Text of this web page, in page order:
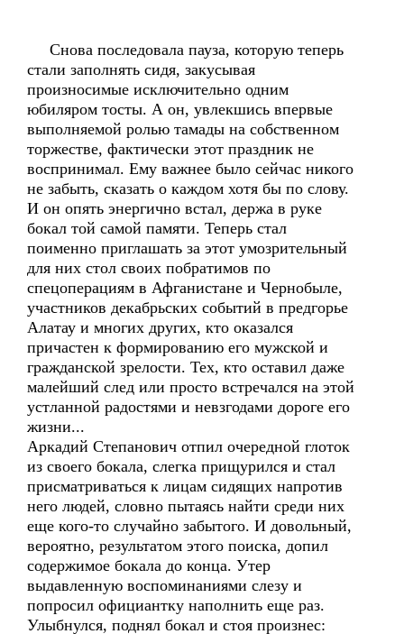
Снова последовала пауза, которую теперь
стали заполнять сидя, закусывая
произносимые исключительно одним
юбиляром тосты. А он, увлекшись впервые
выполняемой ролью тамады на собственном
торжестве, фактически этот праздник не
воспринимал. Ему важнее было сейчас никого
не забыть, сказать о каждом хотя бы по слову.
И он опять энергично встал, держа в руке
бокал той самой памяти. Теперь стал
поименно приглашать за этот умозрительный
для них стол своих побратимов по
спецоперациям в Афганистане и Чернобыле,
участников декабрьских событий в предгорье
Алатау и многих других, кто оказался
причастен к формированию его мужской и
гражданской зрелости. Тех, кто оставил даже
малейший след или просто встречался на этой
устланной радостями и невзгодами дороге его
жизни...
Аркадий Степанович отпил очередной глоток
из своего бокала, слегка прищурился и стал
присматриваться к лицам сидящих напротив
него людей, словно пытаясь найти среди них
еще кого-то случайно забытого. И довольный,
вероятно, результатом этого поиска, допил
содержимое бокала до конца. Утер
выдавленную воспоминаниями слезу и
попросил официантку наполнить еще раз.
Улыбнулся, поднял бокал и стоя произнес: